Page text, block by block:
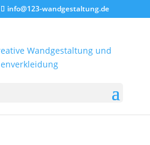
info@123-wandgestaltung.de